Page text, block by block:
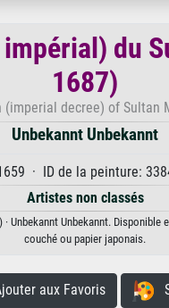
du
1687)
(imperial decree) of Sultan
Unbekannt Unbekannt
· ID de la peinture:
Artistes non classés
Unbekannt Unbekannt.
couché ou papier japonais.
aux Favoris